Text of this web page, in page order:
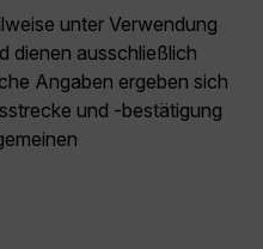
unter Verwendung
dienen ausschließlich
Angaben ergeben sich
und -bestätigung